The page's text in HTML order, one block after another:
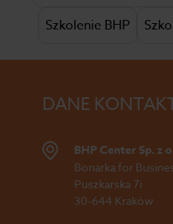
Szkolenie BHP
DANE
BHP Center Sp. z
Bonarka for
Puszkarska 7i
30-644 Kraków